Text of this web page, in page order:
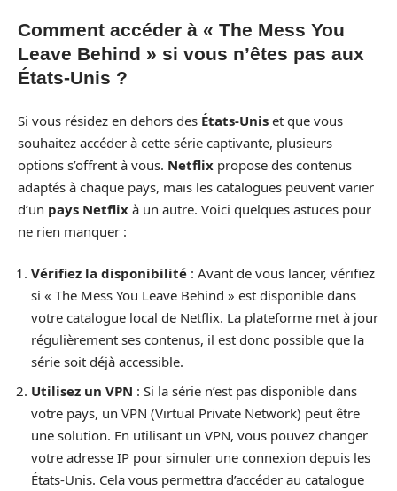
Comment accéder à « The Mess You
Leave Behind » si vous n’êtes pas aux
États-Unis ?
Si vous résidez en dehors des États-Unis et que vous
souhaitez accéder à cette série captivante, plusieurs
options s’offrent à vous. Netflix propose des contenus
adaptés à chaque pays, mais les catalogues peuvent varier
d’un pays Netflix à un autre. Voici quelques astuces pour
ne rien manquer :
Vérifiez la disponibilité : Avant de vous lancer, vérifiez
si « The Mess You Leave Behind » est disponible dans
votre catalogue local de Netflix. La plateforme met à jour
régulièrement ses contenus, il est donc possible que la
série soit déjà accessible.
Utilisez un VPN : Si la série n’est pas disponible dans
votre pays, un VPN (Virtual Private Network) peut être
une solution. En utilisant un VPN, vous pouvez changer
votre adresse IP pour simuler une connexion depuis les
États-Unis. Cela vous permettra d’accéder au catalogue